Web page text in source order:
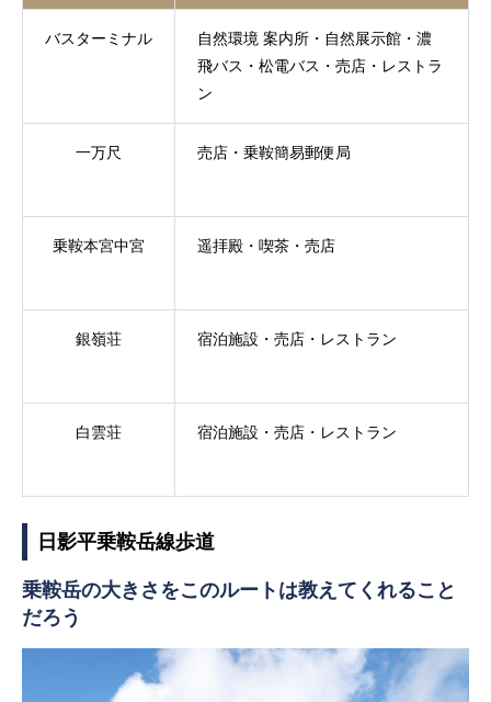
バスターミナル
自然環境 案内所・自然展示館・濃
飛バス・松電バス・売店・レストラ
ン
一万尺 売店・乗鞍簡易郵便局
乗鞍本宮中宮 遥拝殿・喫茶・売店
銀嶺荘 宿泊施設・売店・レストラン
白雲荘 宿泊施設・売店・レストラン
日影平乗鞍岳線歩道
乗鞍岳の大きさをこのルートは教えてくれること
だろう